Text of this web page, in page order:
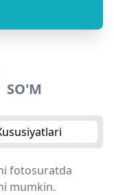
SO'M
fotosuratda
mumkin.